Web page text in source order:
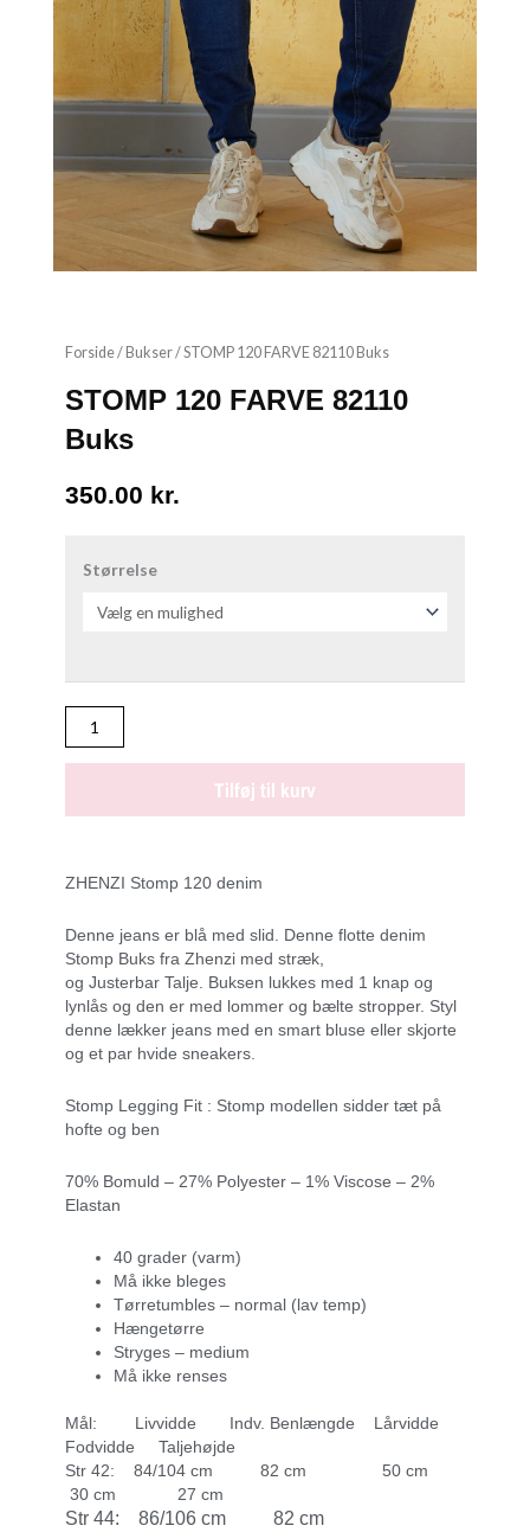
Forside/ Bukser/ STOMP 120 FARVE 82110 Buks
STOMP 120 FARVE 82110
Buks
350.00 kr.
Størrelse
120
antal
Tilføj til kurv
ZHENZI Stomp 120 denim
Denne jeans er blå med slid. Denne flotte denim
Stomp Buks fra Zhenzi med stræk,
og Justerbar Talje. Buksen lukkes med 1 knap og
lynlås og den er med lommer og bælte stropper. Styl
denne lækker jeans med en smart bluse eller skjorte
og et par hvide sneakers.
Stomp Legging Fit : Stomp modellen sidder tæt på
hofte og ben
70% Bomuld – 27% Polyester – 1% Viscose – 2%
Elastan
40 grader (varm)
Må ikke bleges
Tørretumbles – normal (lav temp)
Hængetørre
Stryges – medium
Må ikke renses
Mål: Livvidde Indv. Benlængde Lårvidde
Fodvidde Taljehøjde
Str 42: 84/104 cm 82 cm 50 cm
30 cm 27 cm
Str 44: 86/106 cm 82 cm